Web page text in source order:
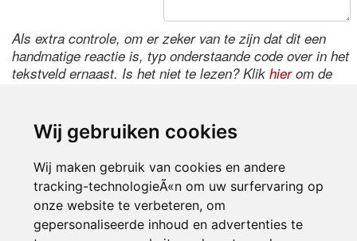
Wij gebruiken cookies
Wij maken gebruik van cookies en andere
tracking-technologieÃ«n om uw surfervaring op
onze website te verbeteren, om
gepersonaliseerde inhoud en advertenties te
Als extra controle, om er zeker van te zijn dat dit een
handmatige reactie is, typ onderstaande code over in het
tekstveld ernaast. Is het niet te lezen? Klik hierom de